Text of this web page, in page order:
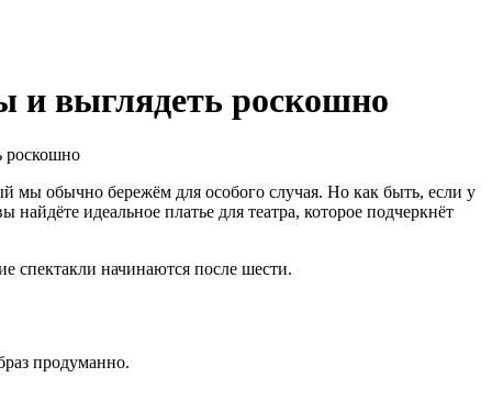
и выглядеть роскошно
мы обычно бережём для особого случая. Но как быть, если у
идеальное платье для театра, которое подчеркнёт
спектакли начинаются после шести.
продуманно.